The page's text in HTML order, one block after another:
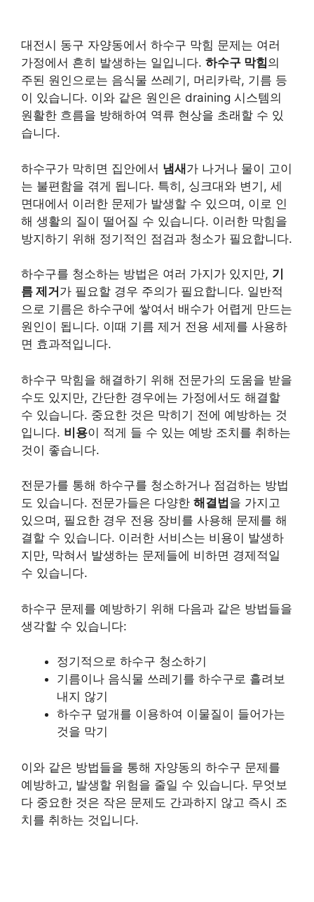
대전시 동구 자양동에서 하수구 막힘 문제는 여러
가정에서 흔히 발생하는 일입니다. 하수구 막힘의
주된 원인으로는 음식물 쓰레기, 머리카락, 기름 등
이 있습니다. 이와 같은 원인은 draining 시스템의
원활한 흐름을 방해하여 역류 현상을 초래할 수 있
습니다.
하수구가 막히면 집안에서 냄새가 나거나 물이 고이
는 불편함을 겪게 됩니다. 특히, 싱크대와 변기, 세
면대에서 이러한 문제가 발생할 수 있으며, 이로 인
해 생활의 질이 떨어질 수 있습니다. 이러한 막힘을
방지하기 위해 정기적인 점검과 청소가 필요합니다.
하수구를 청소하는 방법은 여러 가지가 있지만, 기
름 제거 가 필요할 경우 주의가 필요합니다. 일반적
으로 기름은 하수구에 쌓여서 배수가 어렵게 만드는
원인이 됩니다. 이때 기름 제거 전용 세제를 사용하
면 효과적입니다.
하수구 막힘을 해결하기 위해 전문가의 도움을 받을
수도 있지만, 간단한 경우에는 가정에서도 해결할
수 있습니다. 중요한 것은 막히기 전에 예방하는 것
입니다. 비용이 적게 들 수 있는 예방 조치를 취하는
것이 좋습니다.
전문가를 통해 하수구를 청소하거나 점검하는 방법
도 있습니다. 전문가들은 다양한 해결법 을 가지고
있으며, 필요한 경우 전용 장비를 사용해 문제를 해
결할 수 있습니다. 이러한 서비스는 비용이 발생하
지만, 막혀서 발생하는 문제들에 비하면 경제적일
수 있습니다.
하수구 문제를 예방하기 위해 다음과 같은 방법들을
생각할 수 있습니다:
정기적으로 하수구 청소하기
기름이나 음식물 쓰레기를 하수구로 흘려보
내지 않기
하수구 덮개를 이용하여 이물질이 들어가는
것을 막기
이와 같은 방법들을 통해 자양동의 하수구 문제를
예방하고, 발생할 위험을 줄일 수 있습니다. 무엇보
다 중요한 것은 작은 문제도 간과하지 않고 즉시 조
치를 취하는 것입니다.